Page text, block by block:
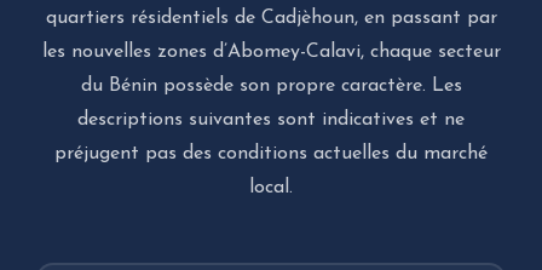
quartiers résidentiel­s de Cadjèhoun, en passant par
les nouvelles zones d’Abomey-Calavi, chaque secteur
du Bénin possède son propre caractère. Les
descriptions suivantes sont indicatives et ne
préjugent pas des conditions actuelles du marché
local.